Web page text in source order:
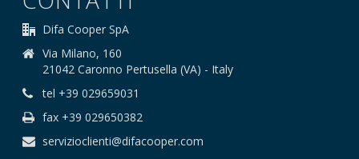
Difa Cooper SpA
Via Milano, 160
21042 Caronno Pertusella (VA) - Italy
tel +39 029659031
fax +39 029650382
servizioclienti@difacooper.com